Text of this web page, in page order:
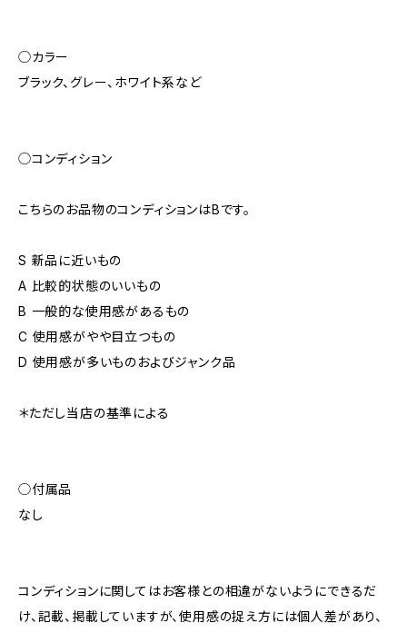
◯カラー
ブラック、グレー、ホワイト系など
◯コンディション
こちらのお品物のコンディションはBです。
S 新品に近いもの
A 比較的状態のいいもの
B 一般的な使用感があるもの
C 使用感がやや目立つもの
D 使用感が多いものおよびジャンク品
＊ただし当店の基準による
◯付属品
なし
コンディションに関してはお客様との相違がないようにできるだ
け、記載、掲載していますが、使用感の捉え方には個人差があり、